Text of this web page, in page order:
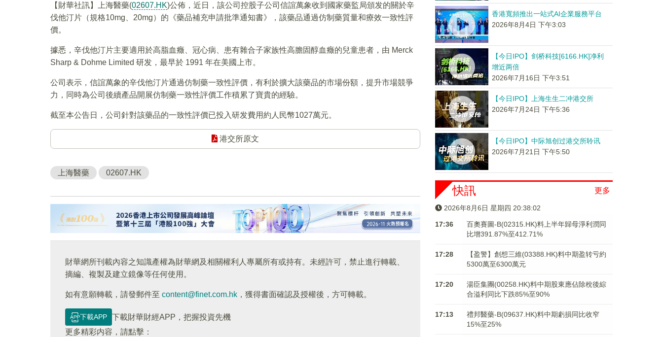
【財華社訊】上海醫藥(02607.HK)公佈，近日，該公司控股子公司信誼萬象收到國家藥監局頒发的關於辛
伐他汀片（規格10mg、20mg）的《藥品補充申請批準通知書》，該藥品通過仿制藥質量和療效一致性評
價。
據悉，辛伐他汀片主要適用於高脂血癥、冠心病、患有雜合子家族性高膽固醇血癥的兒童患者，由 Merck
Sharp & Dohme Limited 研发，最早於 1991 年在美國上市。
公司表示，信誼萬象的辛伐他汀片通過仿制藥一致性評價，有利於擴大該藥品的市場份額，提升市場競爭
力，同時為公司後續產品開展仿制藥一致性評價工作積累了寶貴的經驗。
截至本公告日，公司針對該藥品的一致性評價已投入研发費用約人民幣1027萬元。
港交所原文
上海醫藥 02607.HK
財華網所刊載內容之知識產權為財華網及相關權利人專屬所有或持有。未經許可，禁止進行轉載、
摘編、複製及建立鏡像等任何使用。
如有意願轉載，請發郵件至 content@finet.com.hk ，獲得書面確認及授權後，方可轉載。
下載APP
下載財華財經APP，把握投資先機
更多精彩内容，請點擊：
香港寬頻推出一站式AI企業服務平台
2026年8月4日 下午3:03
【今日IPO】剑桥科技[6166.HK]净利
增近两倍
2026年7月16日 下午3:51
【今日IPO】上海生生二冲港交所
2026年7月24日 下午5:36
【今日IPO】中际旭创过港交所聆讯
2026年7月21日 下午5:50
更多
快訊
2026年8月6日 星期四 20:38:03
17:36
百奧賽圖-B(02315.HK)料上半年歸母淨利潤同
比增391.87%至412.71%
17:28
【盈警】創想三維(03388.HK)料中期盈转亏約
5300萬至6300萬元
17:20
湯臣集團(00258.HK)料中期股東應佔除稅後綜
合溢利同比下跌85%至90%
17:13
禮邦醫藥-B(09637.HK)料中期虧損同比收窄
15%至25%